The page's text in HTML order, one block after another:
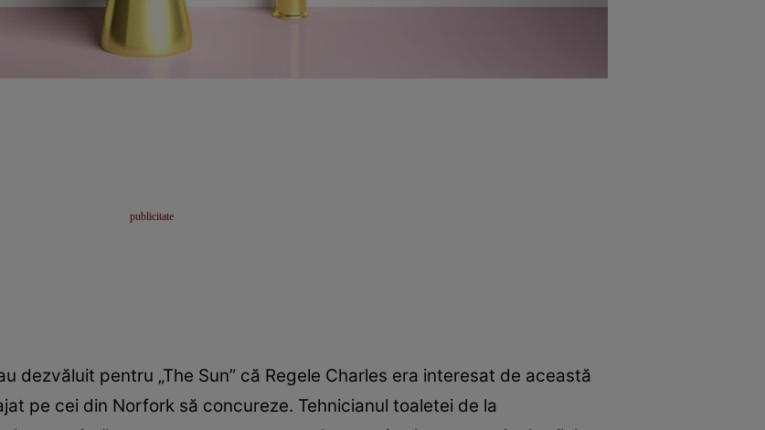
dezvăluit pentru „The Sun” că Regele Charles era interesat de această
pe cei din Norfork să concureze. Tehnicianul toaletei de la